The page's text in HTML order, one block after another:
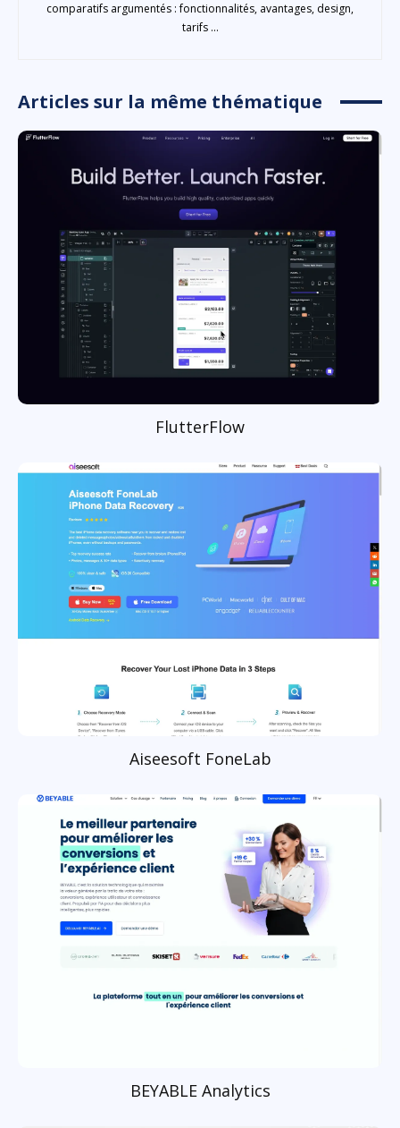
comparatifs argumentés : fonctionnalités, avantages, design,
tarifs ...
Articles sur la même thématique
FlutterFlow
Aiseesoft FoneLab
BEYABLE Analytics